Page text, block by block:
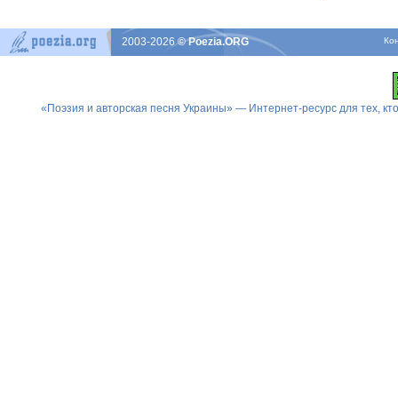
2003-2026© Poezia.ORG
«Поэзия и авторская песня Украины» — Интернет-ресурс для тех,